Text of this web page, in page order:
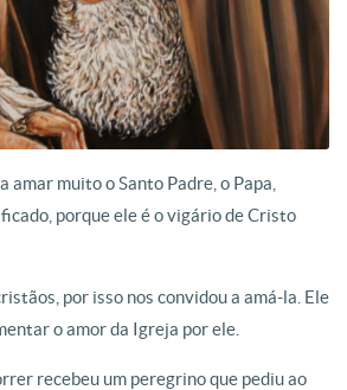
amar muito o Santo Padre, o Papa,
porque ele é o vigário de Cristo
por isso nos convidou a amá-la. Ele
o amor da Igreja por ele.
recebeu um peregrino que pediu ao